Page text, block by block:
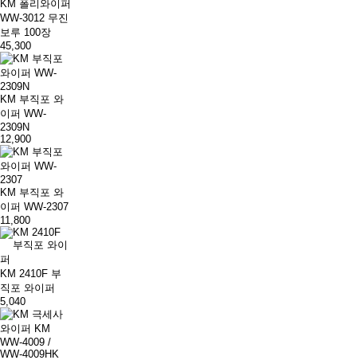
KM 폴리와이퍼
WW-3012 무진
보루 100장
45,300
KM 부직포 와
이퍼 WW-
2309N
12,900
KM 부직포 와
이퍼 WW-2307
11,800
KM 2410F 부
직포 와이퍼
5,040